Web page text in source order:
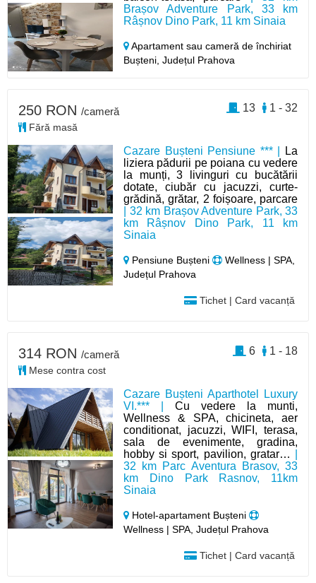
Brașov Adventure Park, 33 km
Râșnov Dino Park, 11 km Sinaia
Apartament sau cameră de închiriat
Bușteni,Județul Prahova
Cazare Bușteni Pensiune *** |
La
liziera pădurii pe poiana cu vedere
la munți, 3 livinguri cu bucătării
dotate, ciubăr cu jacuzzi, curte-
grădină, grătar, 2 foișoare, parcare
| 32 km Brașov Adventure Park, 33
km Râșnov Dino Park, 11 km
Sinaia
Pensiune Bușteni
Wellness | SPA,
Județul Prahova
Tichet | Card vacanță
250 RON /cameră
Fără masă
1 - 32
13
Cazare Bușteni Aparthotel Luxury
VI.*** |Cu vedere la munti,
Wellness & SPA, chicineta, aer
conditionat, jacuzzi, WIFI, terasa,
sala de evenimente, gradina,
hobby si sport, pavilion, gratar…
32 km Parc Aventura Brasov, 33
km Dino Park Rasnov, 11km
Sinaia
Hotel-apartament Bușteni
Wellness | SPA, Județul Prahova
Tichet | Card vacanță
314 RON /cameră
Mese contra cost
1 - 18
6